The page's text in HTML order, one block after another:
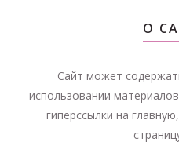
О
Сайт может
использовании
гиперссылки на